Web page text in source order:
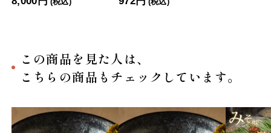
この商品を見た人は、
こちらの商品もチェックしています。